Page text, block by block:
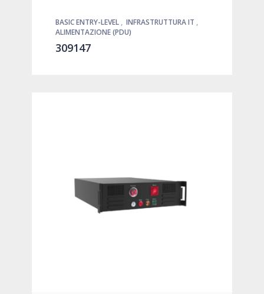
BASIC ENTRY-LEVEL , INFRASTRUTTURA IT ,
ALIMENTAZIONE (PDU)
309147